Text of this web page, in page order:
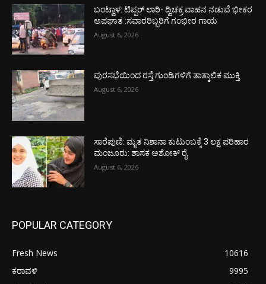
ಬಂಟ್ವಾಳ: ಟಿಪ್ಪರ್ ಲಾರಿ- ದ್ವಿಚಕ್ರ ವಾಹನ ನಡುವೆ ಭೀಕರ
ಅಪಘಾತ :ಸವಾರರಿಬ್ಬರಿಗೆ ಗಂಭೀರ ಗಾಯ
August 6, 2026
ಪುರಸಭೆಯಿಂದ ರಸ್ತೆ ಗುಂಡಿಗಳಿಗೆ ತಾತ್ಕಾಲಿಕ ಮುಕ್ತಿ
August 6, 2026
ಸಾರೆಪುಣಿ: ಮೃತ ನಿಶಾನಾ ಕುಟುಂಬಕ್ಕೆ 3 ಲಕ್ಷ ಪರಿಹಾರ
ಮಂಜೂರು: ಶಾಸಕ ಅಶೋಕ್ ರೈ
August 6, 2026
POPULAR CATEGORY
Fresh News
10616
ಕರಾವಳಿ
9995